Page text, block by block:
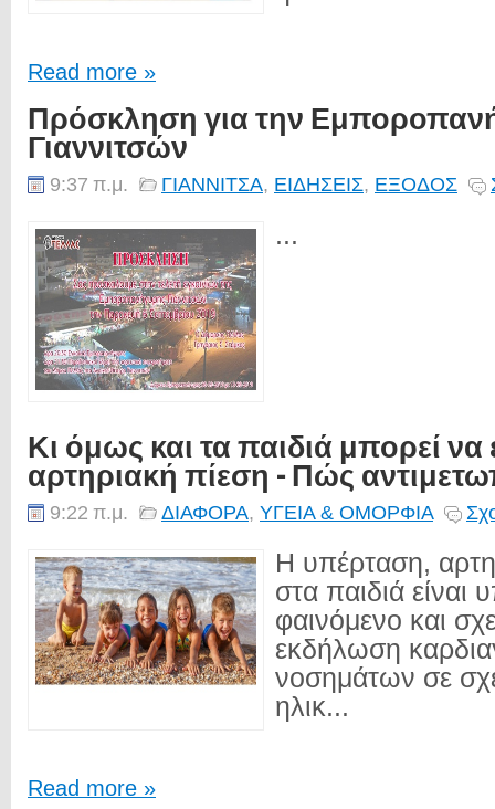
Read more »
Πρόσκληση για την
Γιαννιτσών
9:37 π.μ. ΓΙΑΝΝΙΤΣΑ, ΕΙΔΗΣΕΙΣ, ΕΞΟΔΟΣ
...
Κι όμως και τα παιδιά μπορεί
αρτηριακή πίεση - Πώς
9:22 π.μ. ΔΙΑΦΟΡΑ, ΥΓΕΙΑ & ΟΜΟΡΦΙΑ
Η υπέρταση,
στα παιδιά είναι
φαινόμενο και
εκδήλωση
νοσημάτων σε
ηλικ...
Read more »